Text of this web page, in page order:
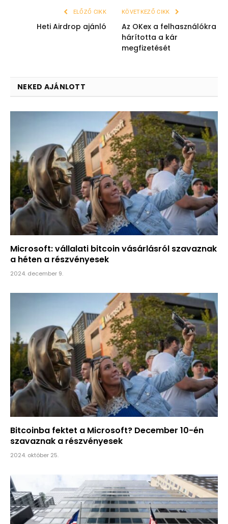
ELŐZŐ CIKK
Heti Airdrop ajánló
KÖVETKEZŐ CIKK
Az OKex a felhasználókra
hárította a kár
megfizetését
NEKED AJÁNLOTT
Microsoft: vállalati bitcoin vásárlásról szavaznak
a héten a részvényesek
2024. december 9.
Bitcoinba fektet a Microsoft? December 10-én
szavaznak a részvényesek
2024. október 25.